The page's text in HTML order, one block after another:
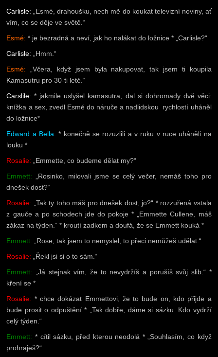
Carlisle: „Esmé, drahoušku, nech mě do koukat televizní noviny, ať
vím, co se děje ve světě.“
Esmé: * je bezradná a neví, jak ho nalákat do ložnice * „Carlisle?“
Carlisle:
„Hmm.“
Esmé: „Včera, když jsem byla nakupovat, tak jsem ti koupila
Kamasutru pro 30-ti leté.“
Carslile: * jakmile uslyšel kamasutra, dal si dohromady dvě věci:
knížka a sex, zvedl Esmé do náruče a nadlidskou rychlostí uháněl
do ložnice*
Edward a Bella: * konečně se rozuzlili a v ruku v ruce uháněli na
louku *
Rosalie: „Emmette, co budeme dělat my?“
Emmett: „Rosinko, milovali jsme se celý večer, nemáš toho pro
dnešek dost?“
Rosalie:
„Tak ty toho máš pro dnešek dost, jo?“ * rozzuřená vstala
z gauče a po schodech jde do pokoje * „Emmette Cullene, máš
zákaz na týden.“ * kroutí zadkem a doufá, že se Emmett kouká *
Emmett: „Rose, tak jsem to nemyslel, to přeci nemůžeš udělat.“
Rosalie:
„Řekl jsi si o to sám.“
Emmett: „Já stejnak vím, že to nevydržíš a porušíš svůj slib.“ *
kření se *
Rosalie: * chce dokázat Emmettovi, že to bude on, kdo přijde a
bude prosit o odpuštění * „Tak dobře, dáme si sázku. Kdo vydrží
celý týden.“
Emmett: * cítil sázku, před kterou neodolá * „Souhlasím, co když
prohraješ?“